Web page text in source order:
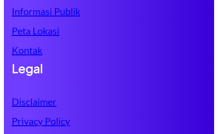
Informasi Publik
Peta Lokasi
Kontak
Legal
Disclaimer
Privacy Policy